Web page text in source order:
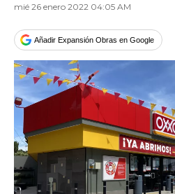
mié 26 enero 2022 04:05 AM
Añadir Expansión Obras en Google